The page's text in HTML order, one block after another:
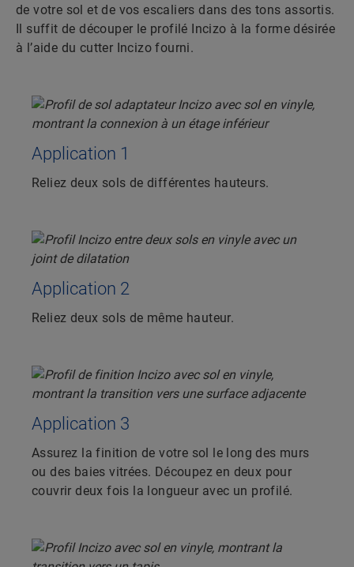
de votre sol et de vos escaliers dans des tons assortis.
Il suffit de découper le profilé Incizo à la forme désirée
à l’aide du cutter Incizo fourni.
Application 1
Reliez deux sols de différentes hauteurs.
Application 2
Reliez deux sols de même hauteur.
Application 3
Assurez la finition de votre sol le long des murs
ou des baies vitrées. Découpez en deux pour
couvrir deux fois la longueur avec un profilé.